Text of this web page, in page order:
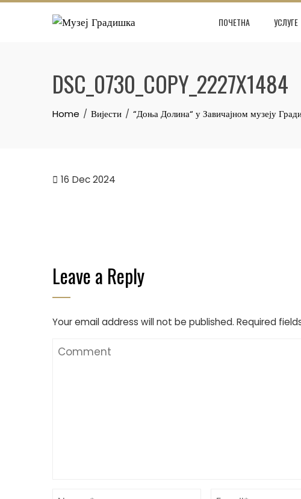
Skip
ПОЧЕТНА УСЛУГЕ
DSC_0730_COPY_2227X1484
Home Вијести “Доња Долина“ у Завичајном музеју
16 Dec 2024
Leave a Reply
Your email address will not be published. Required